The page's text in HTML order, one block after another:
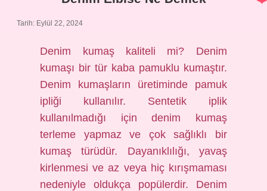
Tarih: Eylül 22, 2024
Denim kumaş kaliteli mi? Denim
kumaşı bir tür kaba pamuklu kumaştır.
Denim kumaşların üretiminde pamuk
ipliği kullanılır. Sentetik iplik
kullanılmadığı için denim kumaş
terleme yapmaz ve çok sağlıklı bir
kumaş türüdür. Dayanıklılığı, yavaş
kirlenmesi ve az veya hiç kırışmaması
nedeniyle oldukça popülerdir. Denim